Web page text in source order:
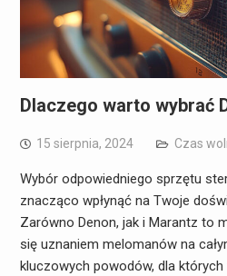
Dlaczego warto wybrać
15 sierpnia, 2024 Czas
Wybór odpowiedniego sprzętu
znacząco wpłynąć na Twoje
Zarówno Denon, jak i Marantz to
się uznaniem melomanów na
kluczowych powodów, dla